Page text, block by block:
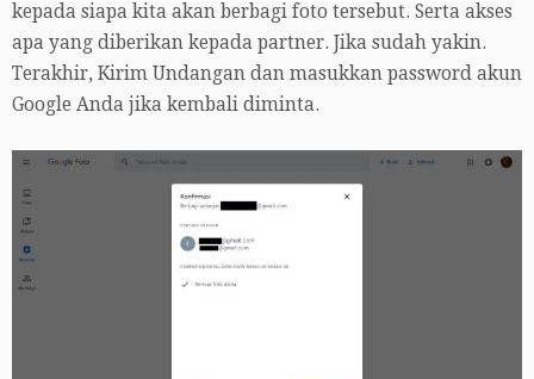
kepada siapa kita akan berbagi foto tersebut. Serta akses
apa yang diberikan kepada partner. Jika sudah yakin.
Terakhir, Kirim Undangan dan masukkan password akun
Google Anda jika kembali diminta.